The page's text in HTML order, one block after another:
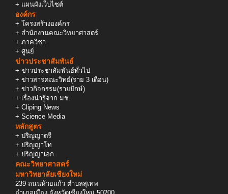
+ แผนผังเว็บไซต์
องค์กร
+ โครงสร้างองค์กร
+ สำนักงานคณะวิทยาศาสตร์
+ ภาควิชา
+ ศูนย์
ข่าวประชาสัมพันธ์
+ ข่าวประชาสัมพันธ์ทั่วไป
+ ข่าวสารคณะวิทย์(ราย 3 เดือน)
+ ข่าวกิจกรรม(รายปักษ์)
+ เรื่องน่ารู้จาก มช.
+ Cliping News
+ Science Media
หลักสูตร
+ ปริญญาตรี
+ ปริญญาโท
+ ปริญญาเอก
คณะวิทยาศาสตร์
มหาวิทยาลัยเชียงใหม่
239 ถนนห้วยแก้ว ตำบลสุเทพ